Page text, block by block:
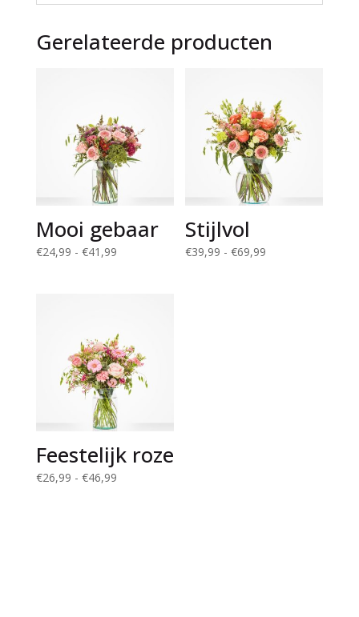
Gerelateerde producten
Mooi gebaar
€24,99 - €41,99Prijsklasse:
Stijlvol
€39,99 - €69,99
Feestelijk roze
€26,99 - €46,99Prijsklasse: